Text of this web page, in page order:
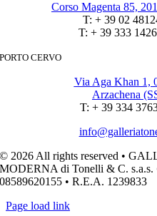
Corso Magenta 85,
T: + 39 02
T: + 39 333
PORTO CERVO
Via Aga Khan 1,
Arzachena
T: + 39 334
© 2026 All rights reserved •
MODERNA di Tonelli & C. s.a.s.
08589620155 • R.E.A. 1239833
Page load link